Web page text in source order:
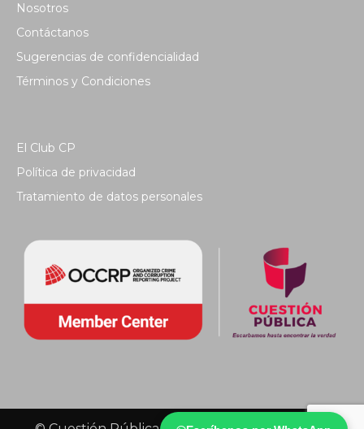
Nosotros
Contáctanos
Sugerencias de confidencialidad
Términos y Condiciones
El Club CP
Política de privacidad
Tratamiento de datos personales